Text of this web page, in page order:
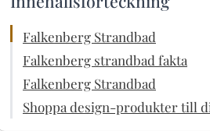
Falkenberg Strandbad
Falkenberg strandbad fakta
Falkenberg Strandbad
Shoppa design-produkter till